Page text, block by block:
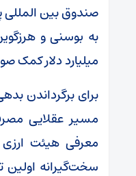
صندوق بین
میلیارد دلار کمک
برای برگرداندن
مسیر عقلایی
معرفی هیئت
سخت‌گیرانه اولین